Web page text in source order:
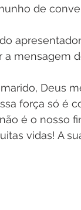
de
a mensagem
Deus
força só é
é o nosso
vidas! A